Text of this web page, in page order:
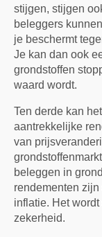
stijgen, stijgen
beleggers
je beschermt
Je kan dan ook
grondstoffen
waard wordt.
Ten derde kan
aantrekkelijke
van
beleggen in
rendementen
inflatie. Het
zekerheid.